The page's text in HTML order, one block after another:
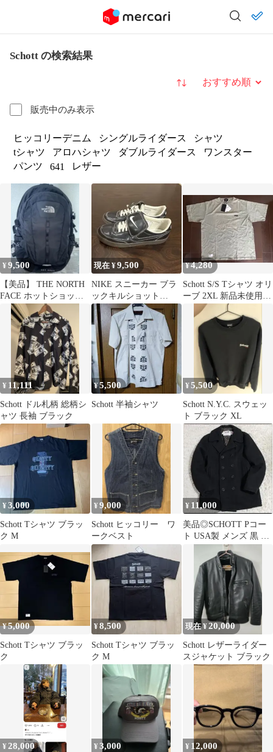
Schott の検索結果
販売中のみ表示
並び替え
ヒッコリーデニム シングルライダース
シャツ
tシャツ
アロハシャツ ダブルライダース
ワンスター
パンツ
641 レザー
¥9,500
【美品】 THE NORTH
FACE ホットショッ
ト リュック ノース
フェイス
現在 ¥9,500
NIKE スニーカー ブラ
ックキルショット
2premium
¥4,280
Schott S/S Tシャツ オリ
ーブ 2XL 新品未使用
訳アリ
¥ 11,111
Schott ドル札柄 総柄シ
ャツ 長袖 ブラック
¥5,500
Schott 半袖シャツ
¥5,500
Schott N.Y.C. スウェッ
ト ブラック XL
¥3,000
Schott Tシャツ ブラッ
ク M
¥9,000
Schott ヒッコリー ワ
ークベスト
¥ 11,000
美品◎SCHOTT Pコー
ト USA製 メンズ 黒 ア
ウター 38 ショット
¥5,000
Schott Tシャツ ブラッ
ク
¥8,500
Schott Tシャツ ブラッ
ク M
現在 ¥20,000
Schott レザーライダー
スジャケット ブラック
¥ 28,000 ¥3,000 ¥ 12,000